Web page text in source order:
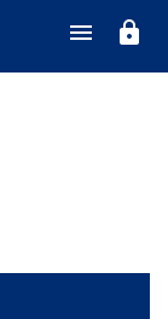
lock